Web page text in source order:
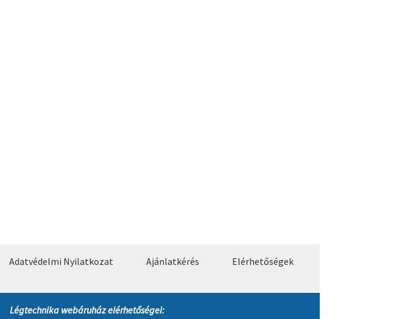
Adatvédelmi Nyilatkozat Ajánlatkérés Elérhetőségek
Légtechnika webáruház elérhetőségei: